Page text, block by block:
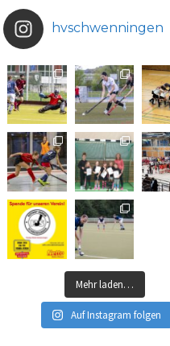
hvschwenningen
Mehr laden…
Auf Instagram folgen